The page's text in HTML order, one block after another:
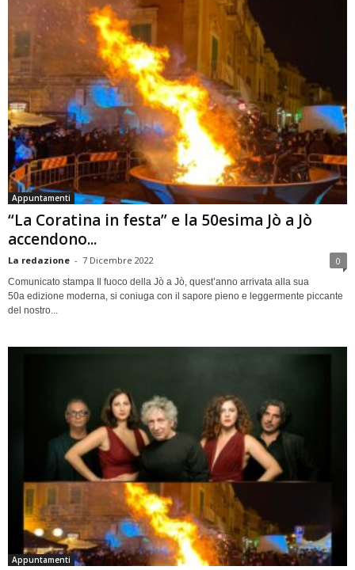
Appuntamenti
“La Coratina in festa” e la 50esima Jò a Jò
accendono...
La redazione - 7 Dicembre 2022 0
Comunicato stampa Il fuoco della Jò a Jò, quest’anno arrivata alla sua
50a edizione moderna, si coniuga con il sapore pieno e leggermente piccante
del nostro...
Appuntamenti